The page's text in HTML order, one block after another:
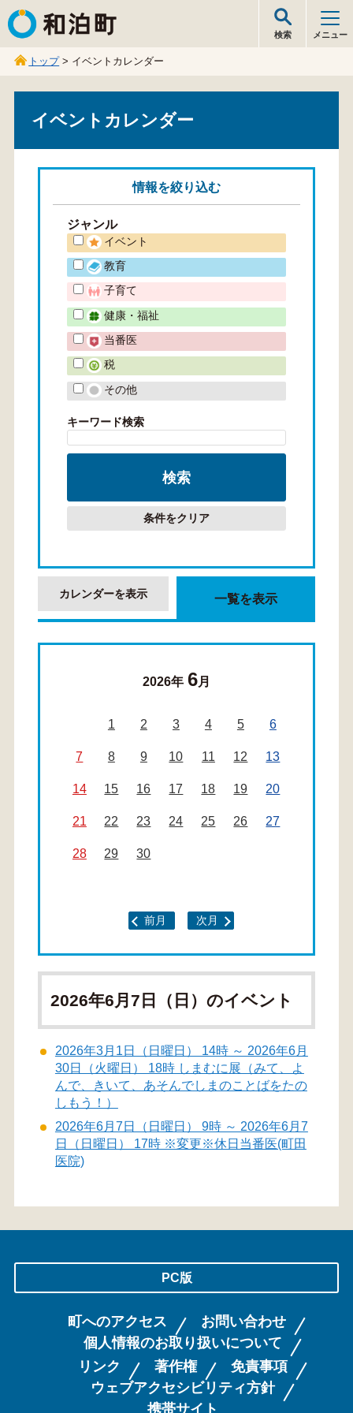
和泊町
検索 メニュー
トップ> イベントカレンダー
イベントカレンダー
情報を絞り込む
ジャンル
イベント
教育
子育て
健康・福祉
当番医
税
その他
キーワード検索
条件をクリア
カレンダーを表示 一覧を表示
2026年 6月
1 2 3 4 5 6
7 8 9 10 11 12 13
14 15 16 17 18 19 20
21 22 23 24 25 26 27
28 29 30
前月 次月
2026年6月7日（日）のイベント
2026年3月1日（日曜日） 14時 ～ 2026年6月
30日（火曜日） 18時 しまむに展（みて、よ
んで、きいて、あそんでしまのことばをたの
しもう！）
2026年6月7日（日曜日） 9時 ～ 2026年6月7
日（日曜日） 17時 ※変更※休日当番医(町田
医院)
PC版
町へのアクセス
お問い合わせ
個人情報のお取り扱いについて
リンク
著作権
免責事項
ウェブアクセシビリティ方針
携帯サイト